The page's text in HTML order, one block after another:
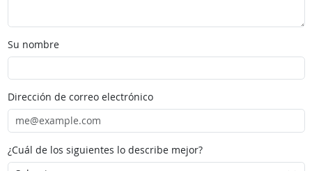
Su nombre
Dirección de correo electrónico
¿Cuál de los siguientes lo describe mejor?